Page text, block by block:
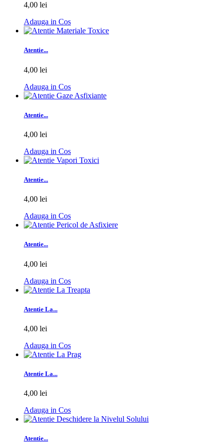
4,00 lei
Adauga in Cos
Atentie...
4,00 lei
Adauga in Cos
Atentie...
4,00 lei
Adauga in Cos
Atentie...
4,00 lei
Adauga in Cos
Atentie...
4,00 lei
Adauga in Cos
Atentie La...
4,00 lei
Adauga in Cos
Atentie La...
4,00 lei
Adauga in Cos
Atentie...